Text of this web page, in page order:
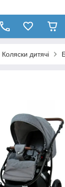
Коляски дитячі